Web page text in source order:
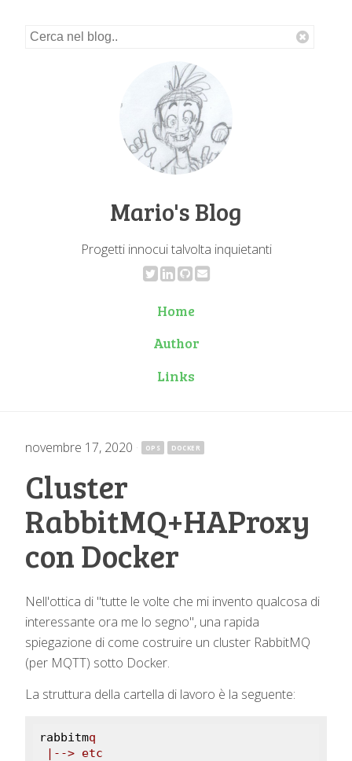
Mario's Blog
Progetti innocui talvolta inquietanti
Home
Author
Links
novembre 17, 2020 · OPS DOCKER
Cluster
RabbitMQ+HAProxy
con Docker
Nell'ottica di "tutte le volte che mi invento qualcosa di
interessante ora me lo segno", una rapida
spiegazione di come costruire un cluster RabbitMQ
(per MQTT) sotto Docker.
La struttura della cartella di lavoro è la seguente:
rabbitmq